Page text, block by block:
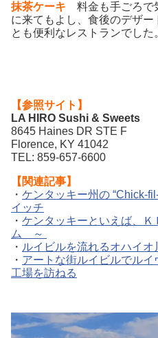
抹茶ケーキ 料金も手ごろで
に来てもよし、食後のデザ
とも便利なレストランでした
【参照サイト】
LA HIRO Sushi & Sweets
8645 Haines DR STE F
Florence, KY 41042
TEL: 859-657-6600
【関連記事】
・ ケンタッキー州の “Chick-
イッチ
・ ケンタッキーといえば、
ム ～
・ ルイビルを流れるオハイ
・ アートな街ルイビルでルイ
工場を訪ねる